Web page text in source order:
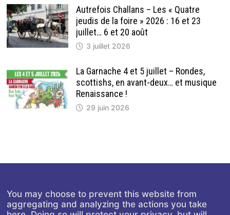
Autrefois Challans – Les « Quatre
jeudis de la foire » 2026 : 16 et 23
juillet… 6 et 20 août
3 juillet 2026
La Garnache 4 et 5 juillet – Rondes,
scottishs, en avant-deux… et musique
Renaissance !
29 juin 2026
You may choose to prevent this website from
aggregating and analyzing the actions you take